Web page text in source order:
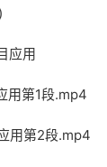
应用
用第1段.mp4
用第2段.mp4